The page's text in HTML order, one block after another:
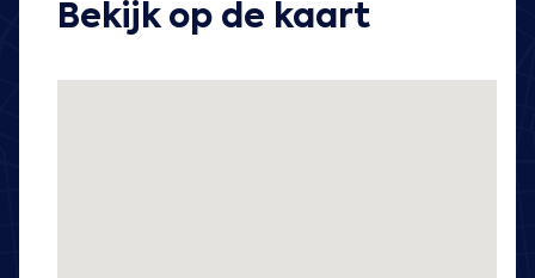
Bekijk op de kaart